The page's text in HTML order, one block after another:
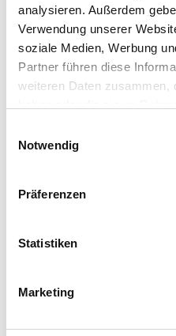
analysieren. Außerdem
Verwendung unserer
soziale Medien, Werbung
Partner führen diese
weiteren Daten zusammen,
Notwendig
Präferenzen
Statistiken
Marketing
APP STORE
GOOGLE PLAY STORE
WEB APP